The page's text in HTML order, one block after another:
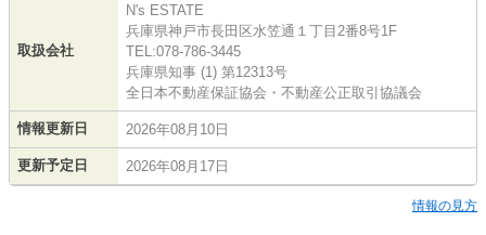
取扱会社
N's ESTATE
兵庫県神戸市長田区水笠通１丁目2番8号1F
TEL:078-786-3445
兵庫県知事 (1) 第12313号
全日本不動産保証協会・不動産公正取引協議会
情報更新日 2026年08月10日
更新予定日 2026年08月17日
情報の見方